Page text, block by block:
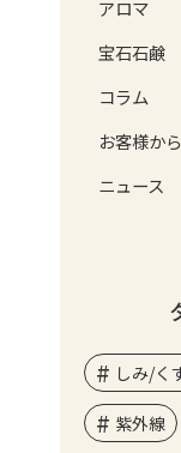
アロマ
宝石石鹸
コラム
お客様か
ニュース
しみ/く
紫外線